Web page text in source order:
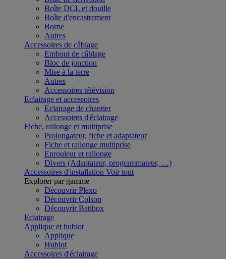
Boîte DCL et douille
Boîte d'encastrement
Borne
Autres
Accessoires de câblage
Embout de câblage
Bloc de jonction
Mise à la terre
Autres
Accessoires télévision
Eclairage et accessoires
Eclairage de chantier
Accessoires d'éclairage
Fiche, rallonge et multiprise
Prolongateur, fiche et adaptateur
Fiche et rallonge multiprise
Enrouleur et rallonge
Divers (Adaptateur, programmateur, …)
Accessoires d'installation Voir tout
Explorer par gamme
Découvrir Plexo
Découvrir Colson
Découvrir Batibox
Eclairage
Applique et hublot
Applique
Hublot
Accessoires d'éclairage